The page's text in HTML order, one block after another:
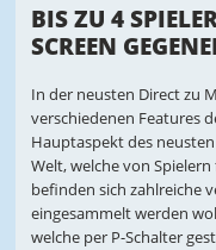
BIS ZU 4
SCREEN
In der neusten Direct zu
verschiedenen Features
Hauptaspekt des
Welt, welche von
befinden sich zahlreiche
eingesammelt werden
welche per P-Schalter